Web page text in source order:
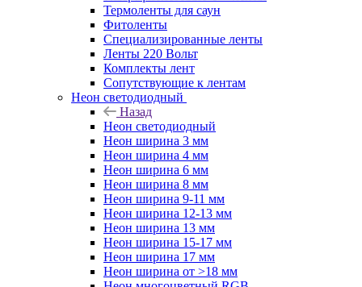
Термоленты для саун
Фитоленты
Специализированные ленты
Ленты 220 Вольт
Комплекты лент
Сопутствующие к лентам
Неон светодиодный
Назад
Неон светодиодный
Неон ширина 3 мм
Неон ширина 4 мм
Неон ширина 6 мм
Неон ширина 8 мм
Неон ширина 9-11 мм
Неон ширина 12-13 мм
Неон ширина 13 мм
Неон ширина 15-17 мм
Неон ширина 17 мм
Неон ширина от >18 мм